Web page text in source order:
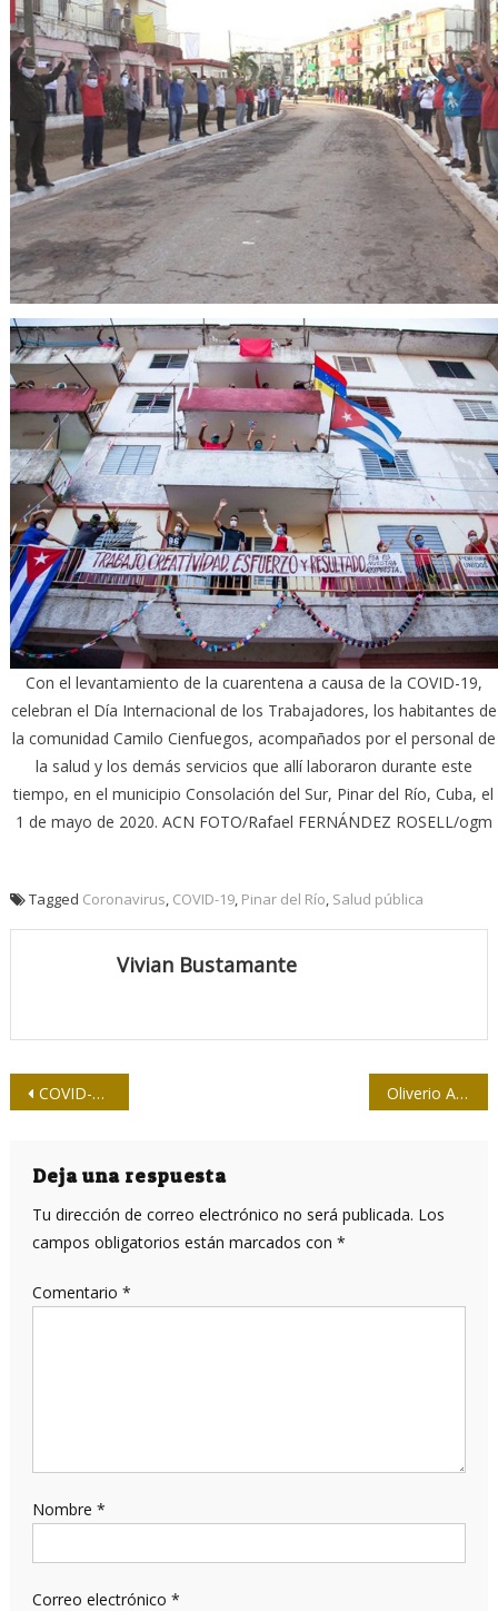
Con el levantamiento de la cuarentena a causa de la COVID-19,
celebran el Día Internacional de los Trabajadores, los habitantes de
la comunidad Camilo Cienfuegos, acompañados por el personal de
la salud y los demás servicios que allí laboraron durante este
tiempo, en el municipio Consolación del Sur, Pinar del Río, Cuba, el
1 de mayo de 2020. ACN FOTO/Rafael FERNÁNDEZ ROSELL/ogm
Tagged Coronavirus, COVID-19, Pinar del Río, Salud pública
Vivian Bustamante
Navegación
entradas
COVID-19 en Cuba: dos sucesos y una conclusión Oliverio Aballí: “A los locutores no, hay que aplaudir a Fidel”
Deja una respuesta
Tu dirección de correo electrónico no será publicada. Los
campos obligatorios están marcados con *
Comentario *
Nombre *
Correo electrónico *